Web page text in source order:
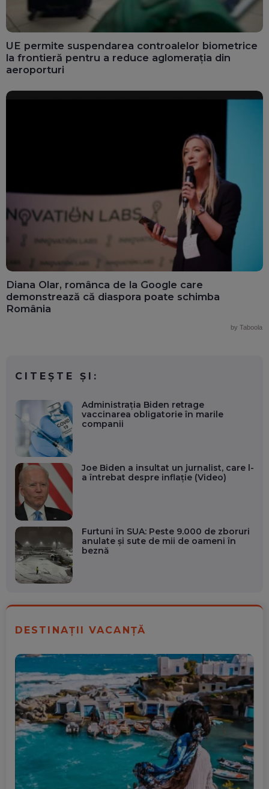
UE permite suspendarea controalelor biometrice
la frontieră pentru a reduce aglomerația din
aeroporturi
Diana Olar, românca de la Google care
demonstrează că diaspora poate schimba
România
by Taboola
CITEȘTE ȘI:
Administraţia Biden retrage
vaccinarea obligatorie în marile
companii
Joe Biden a insultat un jurnalist, care l-
a întrebat despre inflaţie (Video)
Furtuni în SUA: Peste 9.000 de zboruri
anulate și sute de mii de oameni în
beznă
DESTINAȚII VACANȚĂ